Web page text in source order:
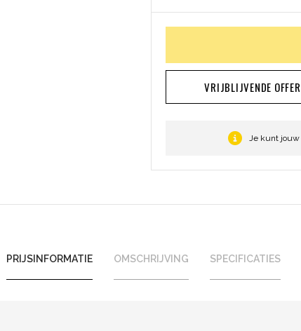
VRIJBLIJVENDE
Je kunt jouw
PRIJSINFORMATIE OMSCHRIJVING SPECIFICATIES